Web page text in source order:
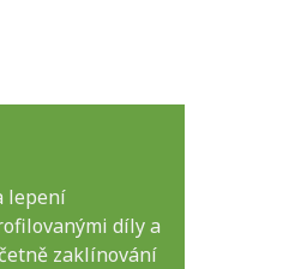
lepení
díly a
zaklínování